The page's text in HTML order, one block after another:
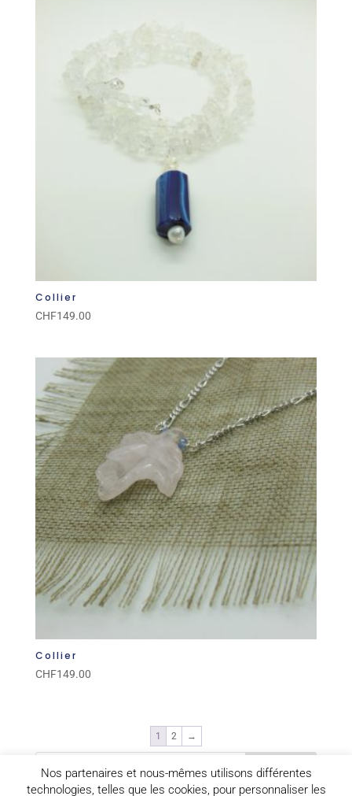
Collier
CHF149.00
Collier
CHF149.00
1 2 →
Nos partenaires et nous-mêmes utilisons différentes
technologies, telles que les cookies, pour personnaliser les